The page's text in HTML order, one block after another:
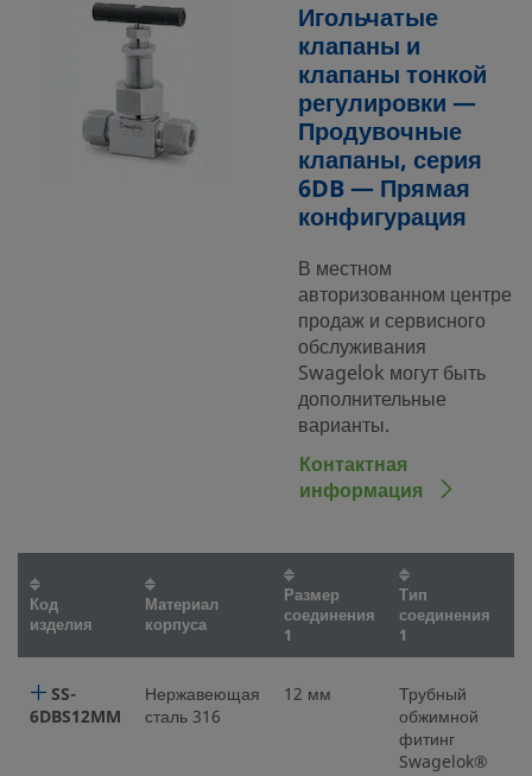
Игольчатые
клапаны и
клапаны тонкой
регулировки —
Продувочные
клапаны, серия
6DB — Прямая
конфигурация
В местном
авторизованном центре
продаж и сервисного
обслуживания
Swagelok могут быть
дополнительные
варианты.
Контактная
информация
Код
изделия
Материал
корпуса
Размер
соединения
1
Тип
соединения
1
SS-
6DBS12MM
Нержавеющая
сталь 316
12 мм
Трубный
обжимной
фитинг
Swagelok®